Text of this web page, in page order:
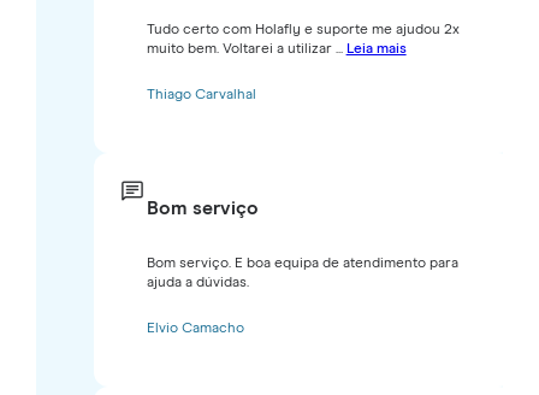
Tudo certo com Holafly e suporte me ajudou 2x
muito bem. Voltarei a utilizar ... Leia mais
Thiago Carvalhal
Bom serviço
Bom serviço. E boa equipa de atendimento para
ajuda a dúvidas.
Elvio Camacho